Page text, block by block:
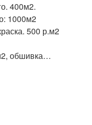
400м2.
1000м2
500 р.м2
обшивка…